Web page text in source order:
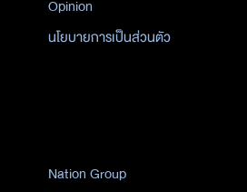
Opinion
นโยบายการเป็นส่วนตัว
Nation Group